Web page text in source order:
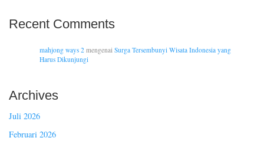
Recent Comments
mahjong ways 2mengenai Surga Tersembunyi Wisata Indonesia yang
Harus Dikunjungi
Archives
Juli 2026
Februari 2026